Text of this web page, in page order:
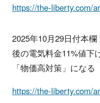
https://the-liberty.com/
2025年10月29日付本
後の電気料金11%値下
「物価高対策」になる
https://the-liberty.com/